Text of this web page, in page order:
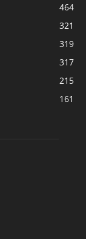
464
321
319
317
215
161